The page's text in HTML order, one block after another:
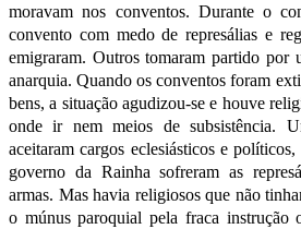
moravam nos conventos. Durante o
convento com medo de represálias e
emigraram. Outros tomaram partido por
anarquia. Quando os conventos foram
bens, a situação agudizou-se e houve
onde ir nem meios de subsistência.
aceitaram cargos eclesiásticos e
governo da Rainha sofreram as
armas. Mas havia religiosos que não
o múnus paroquial pela fraca instrução